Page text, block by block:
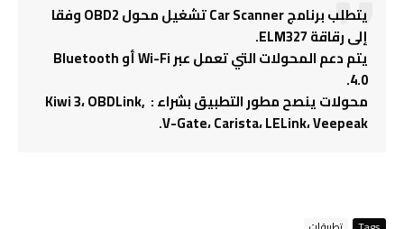
يتطلب برنامج Car Scanner تشغيل محول OBD2 وفقا
إلى رقاقة ELM327.
يتم دعم المحولات التي تعمل عبر Wi-Fi أو Bluetooth
4.0.
محولات ينصح مطور التطبيق بشراء : Kiwi 3، OBDLink,
V-Gate، Carista، LELink، Veepeak.